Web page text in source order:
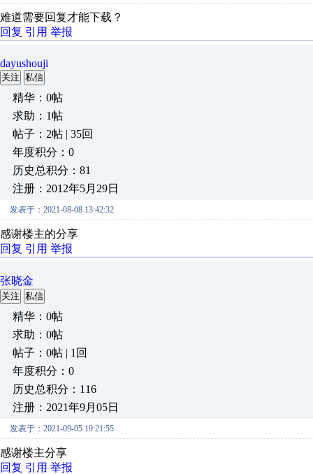
难道需要回复才能下载？
回复 引用 举报
dayushouji
关注 私信
精华：0帖
求助：1帖
帖子：2帖 | 35回
年度积分：0
历史总积分：81
注册：2012年5月29日
发表于：2021-08-08 13:42:32
感谢楼主的分享
回复 引用 举报
张晓金
关注 私信
精华：0帖
求助：0帖
帖子：0帖 | 1回
年度积分：0
历史总积分：116
注册：2021年9月05日
发表于：2021-09-05 19:21:55
感谢楼主分享
回复 引用 举报